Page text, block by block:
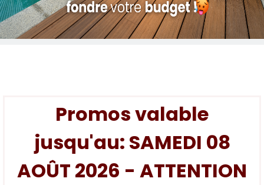
Promos valable
jusqu'au: SAMEDI 08
AOÛT 2026 - ATTENTION